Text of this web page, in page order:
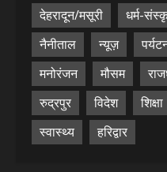
देहरादून/मसूरी
धर्म-
नैनीताल
न्यूज़
मनोरंजन
मौसम
रुद्रपुर
विदेश शिक्षा
स्वास्थ्य
हरिद्वार